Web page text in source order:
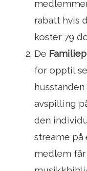
rabatt hvis
koster 79
De
for opptil
avspilling
den
streame på
medlem får